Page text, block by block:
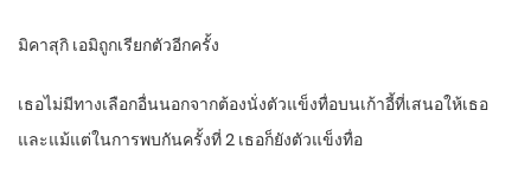
มิคาสุกิ เอมิถูกเรียกตัวอีกครั้ง
เธอไม่มีทางเลือกอื่นนอกจากต้องนั่งตัวแข็งทื่อบนเก้าอี้ที่เสนอให้เธอ
และแม้แต่ในการพบกันครั้งที่ 2 เธอก็ยังตัวแข็งทื่อ